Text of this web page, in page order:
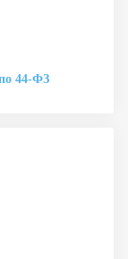
44‑ФЗ